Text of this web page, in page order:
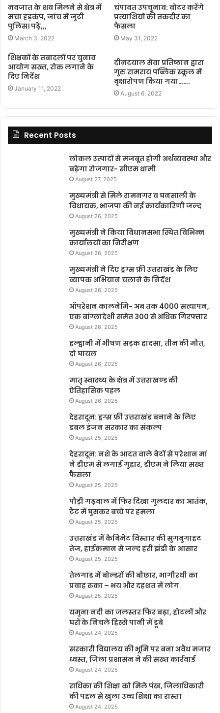
नवजात के शव मिलने से क्षेत्र में
मचा हड़कंप, जांच में जुटी
पुलिस। पढ़े,,,
March 3, 2022
चंपावत उपचुनाव: वोटर करेंगे
प्रत्याशियों की तकदीर का
फैसला
May 31, 2022
शिक्षकों के तबादलों पर चुनाव
आयोग सख्त, रोक लगाने के
दिए निर्देश
January 11, 2022
दीनदयाल सेवा प्रतिष्ठान द्वारा
गुरु रामराय पब्लिक स्कूल में
वृक्षारोपण किया गया…….
August 6, 2022
Recent Posts
लोकल उत्पादों से मजबूत होगी अर्थव्यवस्था और
बढ़ेगा रोजगार- सीएम धामी
August 27, 2025
मुख्यमंत्री से मिले रामनगर व घनसाली के
विधायक, भाजपा की नई कार्यकारिणी जल्द
August 26, 2025
मुख्यमंत्री ने किया विधानसभा स्थित विभिन्न
कार्यालयों का निरीक्षण
August 26, 2025
मुख्यमंत्री ने दिए ड्रग्स फ्री उत्तराखंड के लिए
व्यापक अभियान चलाने के निर्देश
August 26, 2025
ऑपरेशन कालनेमि- अब तक 4000 सत्यापन,
एक बांग्लादेशी समेत 300 से अधिक गिरफ्तार
August 26, 2025
हल्द्वानी में भीषण सड़क हादसा, तीन की मौत,
दो घायल
August 26, 2025
मातृ स्वास्थ्य के क्षेत्र में उत्तराखण्ड की
ऐतिहासिक पहल
August 26, 2025
देहरादून: ड्रग्स फ्री उत्तराखंड बनाने के लिए
डबल इंजन सरकार का संकल्प
August 25, 2025
देहरादून: नशे के आदत वाले बेटों से परेशान मां
ने डीएम से लगाई गुहार, डीएम ने लिया सख्त
फैसला
August 25, 2025
पौड़ी गढ़वाल में फिर दिखा गुलदार का आतंक,
टैंट में घुसकर बच्चे पर हमला
August 25, 2025
उत्तराखंड में कैबिनेट विस्तार की सुगबुगाहट
तेज, हाईकमान से जल्द हरी झंडी के आसार
August 25, 2025
तेलगाड में बोल्डरों की बौछार, भागीरथी का
प्रवाह रुका – भय और दहशत में लोग
August 25, 2025
यमुना नदी का जलस्तर फिर बढ़ा, होटलों और
घरों के निचले हिस्से पानी में डूबे
August 24, 2025
सरकारी विद्यालय की भूमि पर बना अवैध मजार
ध्वस्त, जिला प्रशासन ने की सख्त कार्रवाई
August 24, 2025
राधिका की शिक्षा को मिले पंख, जिलाधिकारी
की पहल से खुला उच्च शिक्षा का रास्ता
August 24, 2025